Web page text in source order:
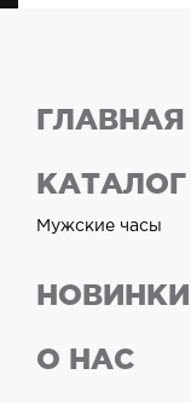
ГЛАВНАЯ
КАТАЛОГ
Мужские часы
НОВИНКИ
О НАС